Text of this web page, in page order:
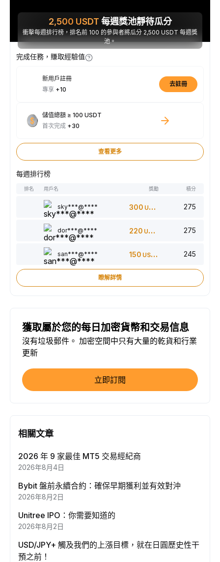
2,500 USDT 每週獎池靜待瓜分
衝擊每週排行榜，排名前 100 的參與者將瓜分 2,500 USDT 每週獎
池。
完成任務，賺取經驗值
新用戶註冊
專享 +10
去註冊
儲值總額 ≥ 100 USDT
首次完成 +30
查看更多
每週排行榜
排名 用戶名 獎勵 積分
sky***@**** 300 USDT 275
dor***@**** 220 USDT 275
san***@**** 150 USDT 245
瞭解詳情
獲取屬於您的每日加密貨幣和交易信息
沒有垃圾郵件。 加密空間中只有大量的乾貨和行業
更新
立即訂閱
相關文章
2026 年 9 家最佳 MT5 交易經紀商
2026年8月4日
Bybit 盤前永續合約：確保早期獲利並有效對沖
2026年8月2日
Unitree IPO：你需要知道的
2026年8月2日
USD/JPY+ 觸及我們的上漲目標，就在日圓歷史性干
預之前！